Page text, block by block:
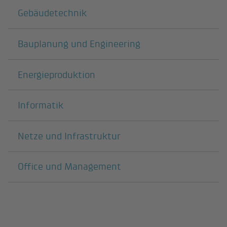
Darunterliegende Seiten
Gebäudetechnik
Bauplanung und Engineering
Energieproduktion
Informatik
Netze und Infrastruktur
Office und Management